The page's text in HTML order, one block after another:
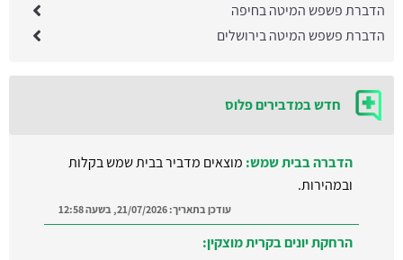
הדברת פשפש המיטה בחיפה
הדברת פשפש המיטה בירושלים
חדש במדבירים פלוס
הדברה בבית שמש: מוצאים מדביר בבית שמש בקלות
ובמהירות.
עודכן בתאריך:21/07/2026, בשעה 12:58
הרחקת יונים בקרית מוצקין: